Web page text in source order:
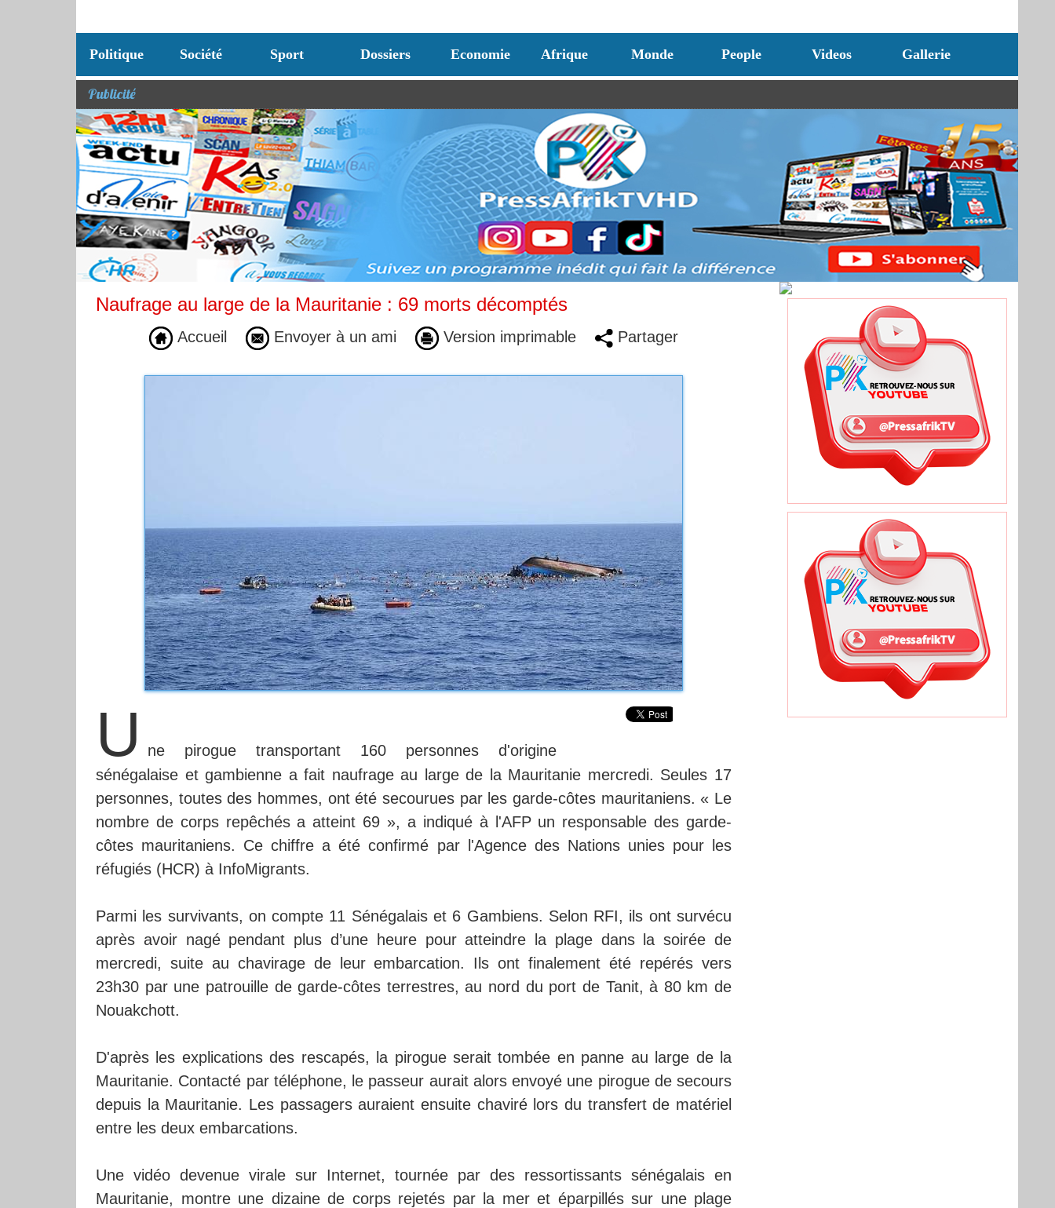
Politique Société Sport Dossiers Economie Afrique Monde People Videos Gallerie
Publicité
Naufrage au large de la Mauritanie : 69 morts décomptés
Accueil Envoyer à un ami Version imprimable Partager
U
ne pirogue transportant 160 personnes d'origine
sénégalaise et gambienne a fait naufrage au large de la Mauritanie mercredi. Seules 17
personnes, toutes des hommes, ont été secourues par les garde-côtes mauritaniens. « Le
nombre de corps repêchés a atteint 69 », a indiqué à l'AFP un responsable des garde-
côtes mauritaniens. Ce chiffre a été confirmé par l'Agence des Nations unies pour les
réfugiés (HCR) à InfoMigrants.
Parmi les survivants, on compte 11 Sénégalais et 6 Gambiens. Selon RFI, ils ont survécu
après avoir nagé pendant plus d’une heure pour atteindre la plage dans la soirée de
mercredi, suite au chavirage de leur embarcation. Ils ont finalement été repérés vers
23h30 par une patrouille de garde-côtes terrestres, au nord du port de Tanit, à 80 km de
Nouakchott.
D'après les explications des rescapés, la pirogue serait tombée en panne au large de la
Mauritanie. Contacté par téléphone, le passeur aurait alors envoyé une pirogue de secours
depuis la Mauritanie. Les passagers auraient ensuite chaviré lors du transfert de matériel
entre les deux embarcations.
Une vidéo devenue virale sur Internet, tournée par des ressortissants sénégalais en
Mauritanie, montre une dizaine de corps rejetés par la mer et éparpillés sur une plage